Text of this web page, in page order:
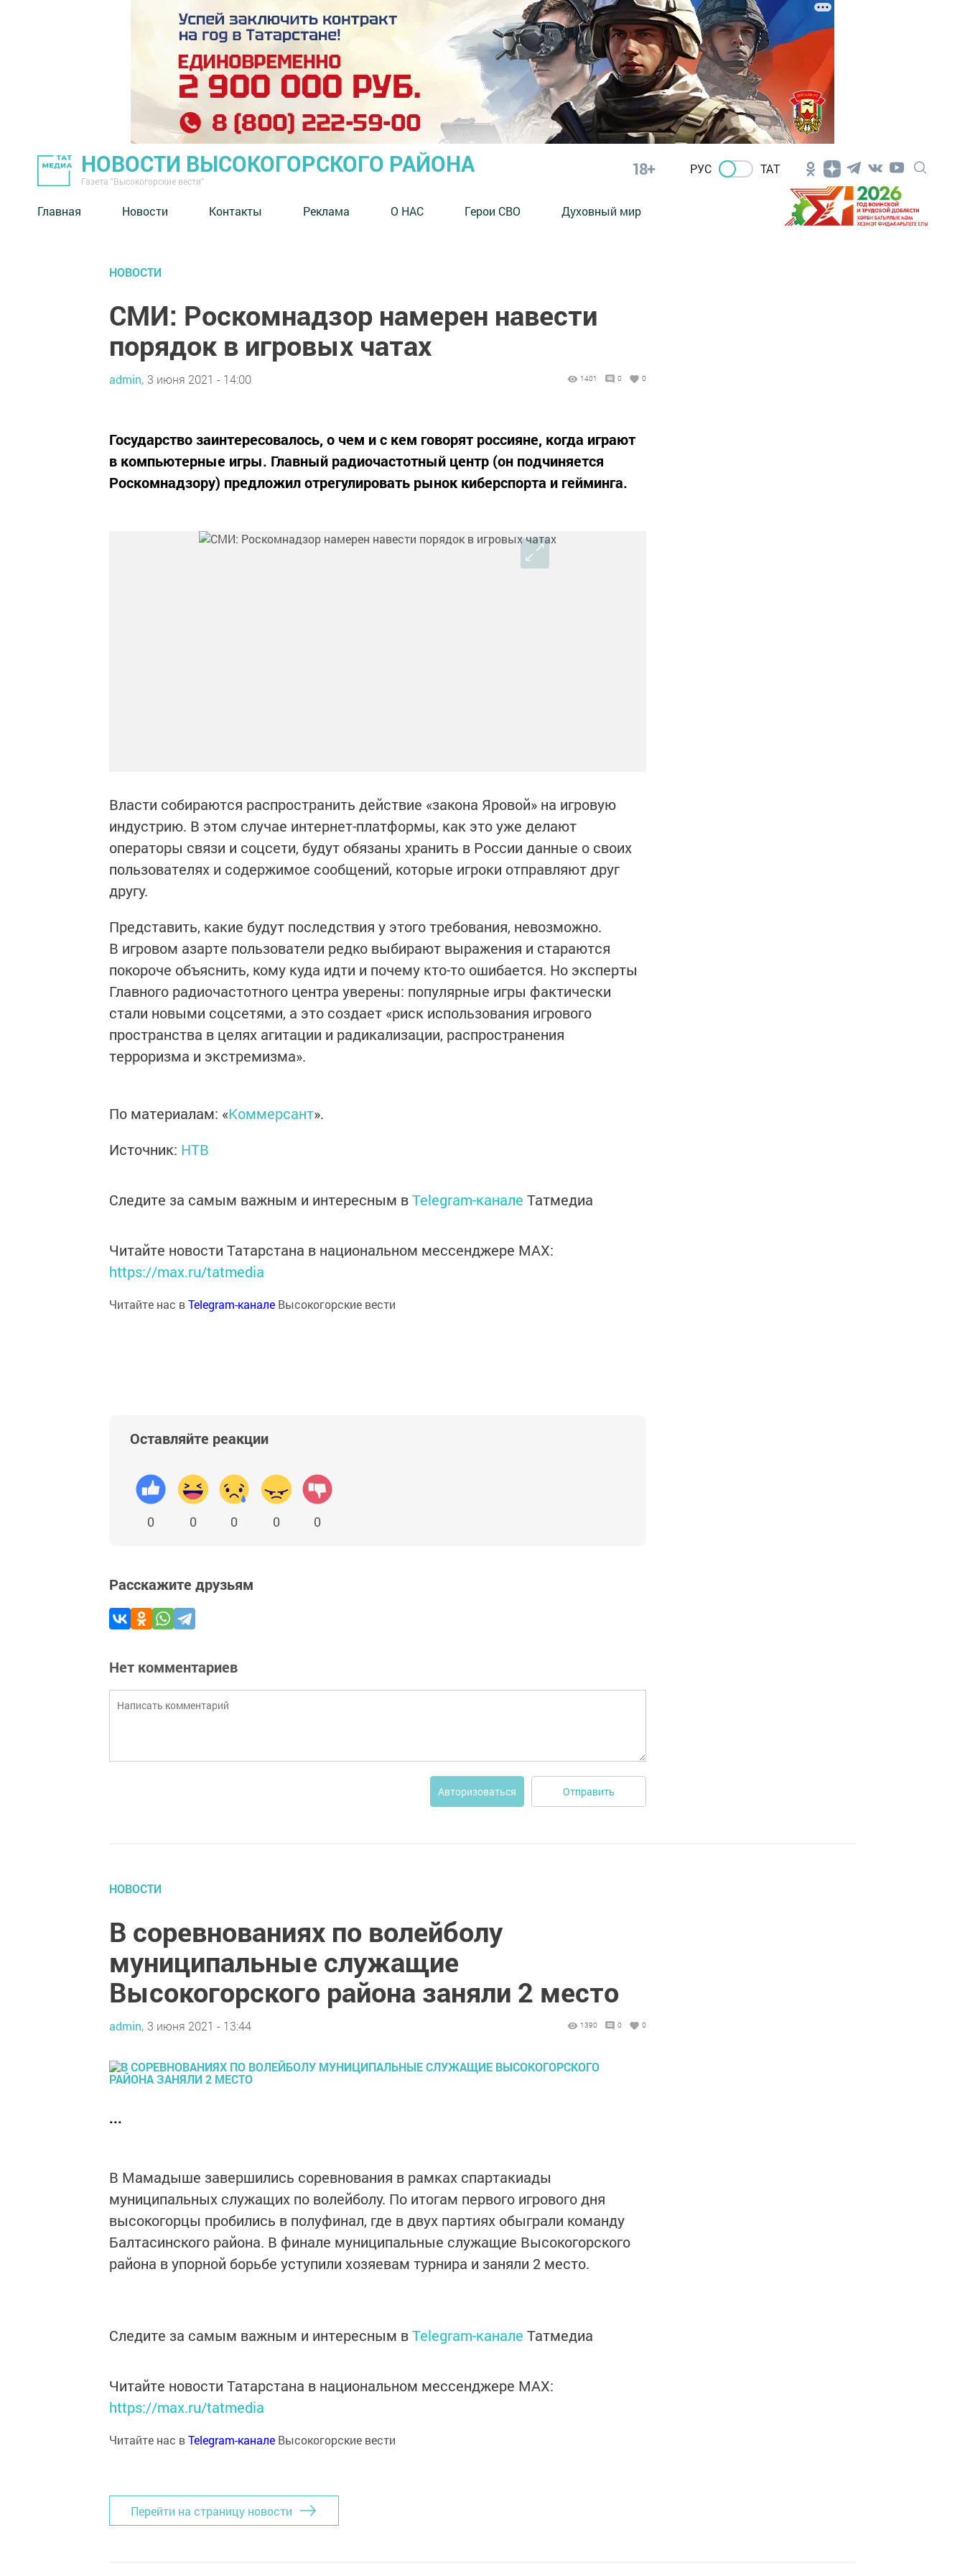
НОВОСТИ ВЫСОКОГОРСКОГО РАЙОНА
Газета "Высокогорские вести"
18+ РУС ТАТ
Главная Новости Контакты Реклама О НАС Герои СВО Духовный мир
НОВОСТИ
СМИ: Роскомнадзор намерен навести
порядок в игровых чатах
admin, 3 июня 2021 - 14:00 1401 0 0
Государство заинтересовалось, о чем и с кем говорят россияне, когда играют
в компьютерные игры. Главный радиочастотный центр (он подчиняется
Роскомнадзору) предложил отрегулировать рынок киберспорта и гейминга.
Власти собираются распространить действие «закона Яровой» на игровую
индустрию. В этом случае интернет-платформы, как это уже делают
операторы связи и соцсети, будут обязаны хранить в России данные о своих
пользователях и содержимое сообщений, которые игроки отправляют друг
другу.
Представить, какие будут последствия у этого требования, невозможно.
В игровом азарте пользователи редко выбирают выражения и стараются
покороче объяснить, кому куда идти и почему кто-то ошибается. Но эксперты
Главного радиочастотного центра уверены: популярные игры фактически
стали новыми соцсетями, а это создает «риск использования игрового
пространства в целях агитации и радикализации, распространения
терроризма и экстремизма».
По материалам: «Коммерсант».
Источник: НТВ
Следите за самым важным и интересным вTelegram-канале Татмедиа
Читайте новости Татарстана в национальном мессенджере MАХ:
https://max.ru/tatmedia
Читайте нас вTelegram-канале Высокогорские вести
Оставляйте реакции
0 0 0 0 0
Расскажите друзьям
Нет комментариев
Авторизоваться Отправить
НОВОСТИ
В соревнованиях по волейболу
муниципальные служащие
Высокогорского района заняли 2 место
admin, 3 июня 2021 - 13:44 1390 0 0
...
В Мамадыше завершились соревнования в рамках спартакиады
муниципальных служащих по волейболу. По итогам первого игрового дня
высокогорцы пробились в полуфинал, где в двух партиях обыграли команду
Балтасинского района. В финале муниципальные служащие Высокогорского
района в упорной борьбе уступили хозяевам турнира и заняли 2 место.
Следите за самым важным и интересным вTelegram-канале Татмедиа
Читайте новости Татарстана в национальном мессенджере MАХ:
https://max.ru/tatmedia
Читайте нас вTelegram-канале Высокогорские вести
Перейти на страницу новости